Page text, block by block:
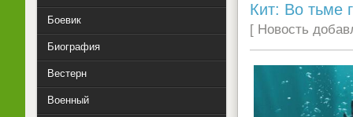
Кит: Во тьме
[ Новость
Боевик
Биография
Вестерн
Военный